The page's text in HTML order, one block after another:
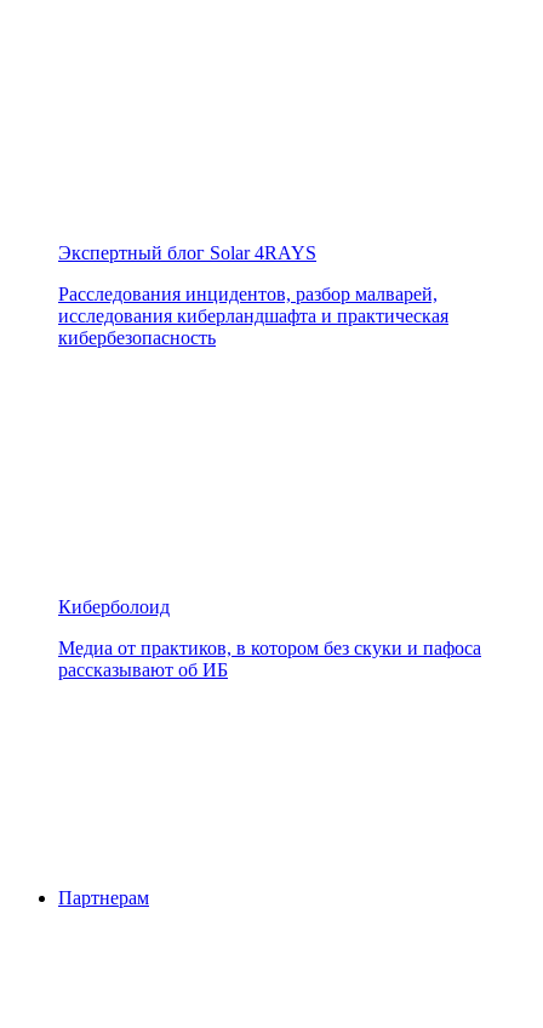
Экспертный блог Solar 4RAYS
Расследования инцидентов, разбор малварей,
исследования киберландшафта и практическая
кибербезопасность
Киберболоид
Медиа от практиков, в котором без скуки и пафоса
рассказывают об ИБ
Партнерам